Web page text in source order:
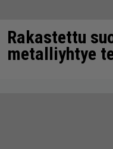
Rakastettu
metalliyhtye